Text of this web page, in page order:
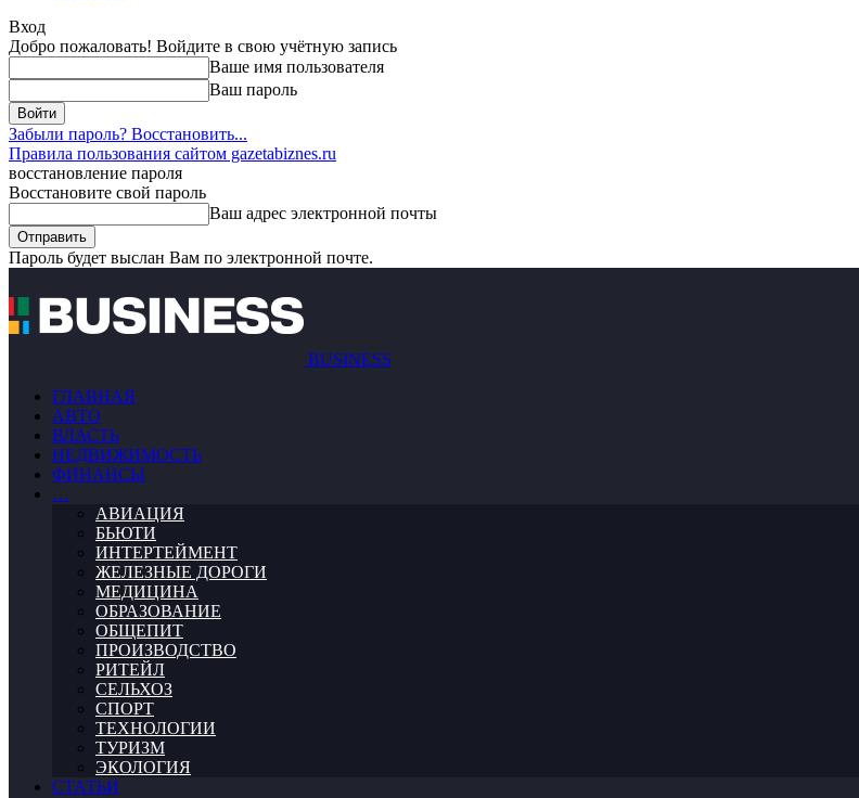
Вход
Добро пожаловать! Войдите в свою учётную запись
Ваше имя пользователя
Ваш пароль
Забыли пароль? Восстановить...
Правила пользования сайтом gazetabiznes.ru
восстановление пароля
Восстановите свой пароль
Ваш адрес электронной почты
Пароль будет выслан Вам по электронной почте.
BUSINESS
ГЛАВНАЯ
АВТО
ВЛАСТЬ
НЕДВИЖИМОСТЬ
ФИНАНСЫ
…
АВИАЦИЯ
БЬЮТИ
ИНТЕРТЕЙМЕНТ
ЖЕЛЕЗНЫЕ ДОРОГИ
МЕДИЦИНА
ОБРАЗОВАНИЕ
ОБЩЕПИТ
ПРОИЗВОДСТВО
РИТЕЙЛ
СЕЛЬХОЗ
СПОРТ
ТЕХНОЛОГИИ
ТУРИЗМ
ЭКОЛОГИЯ
СТАТЬИ